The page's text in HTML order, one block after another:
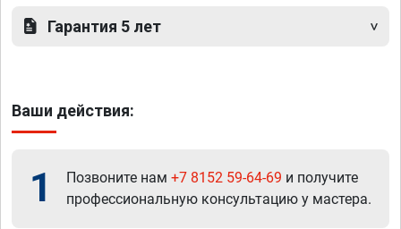
Гарантия 5 лет
Ваши действия:
1 Позвоните нам +7 8152 59-64-69 и получите
профессиональную консультацию у мастера.